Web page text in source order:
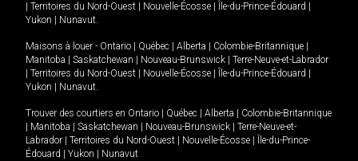
Territoires du Nord-Ouest Nouvelle-Écosse Île-du-Prince-Édouard
Yukon
Nunavut.
Maisons à louer - Ontario Québec Alberta Colombie-Britannique
Manitoba
Saskatchewan Nouveau-Brunswick
Terre-Neuve-et-Labrador
Territoires du Nord-Ouest Nouvelle-Écosse Île-du-Prince-Édouard
Yukon
Nunavut.
Trouver des courtiers en Ontario Québec Alberta
Colombie-Britannique
Manitoba Saskatchewan Nouveau-Brunswick
Terre-Neuve-et-
Labrador
Territoires du Nord-Ouest Nouvelle-Écosse
Île-du-Prince-
Édouard
Yukon Nunavut